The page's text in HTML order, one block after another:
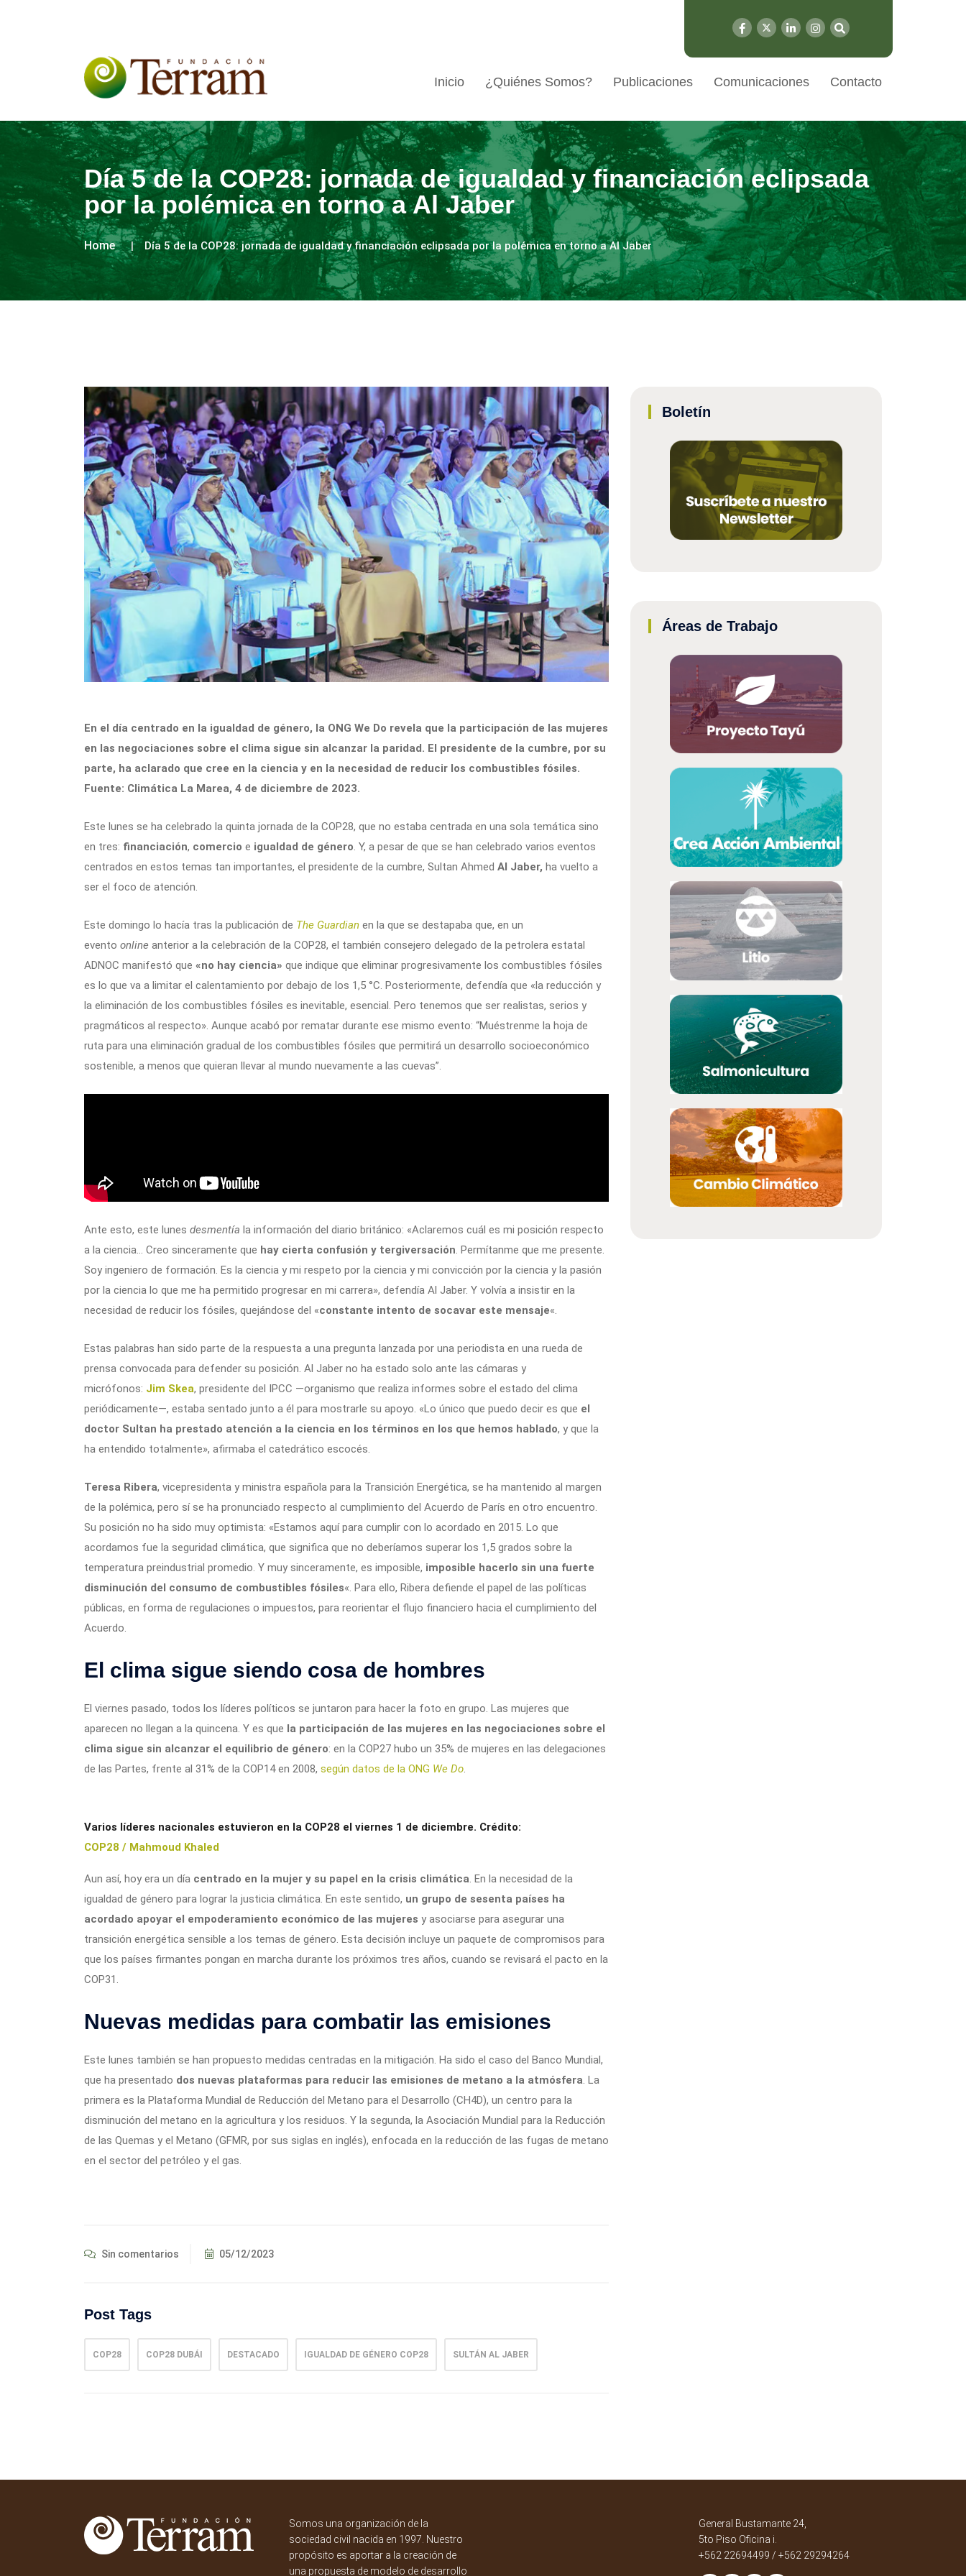
Inicio ¿Quiénes Somos? Publicaciones Comunicaciones Contacto
Día 5 de la COP28: jornada de igualdad y financiación eclipsada
por la polémica en torno a Al Jaber
Home Día 5 de la COP28: jornada de igualdad y financiación eclipsada por la polémica en torno a Al Jaber
En el día centrado en la igualdad de género, la ONG We Do revela que la participación de las mujeres
en las negociaciones sobre el clima sigue sin alcanzar la paridad. El presidente de la cumbre, por su
parte, ha aclarado que cree en la ciencia y en la necesidad de reducir los combustibles fósiles.
Fuente: Climática La Marea, 4 de diciembre de 2023.
Este lunes se ha celebrado la quinta jornada de la COP28, que no estaba centrada en una sola temática sino
en tres: financiación, comercio e igualdad de género. Y, a pesar de que se han celebrado varios eventos
centrados en estos temas tan importantes, el presidente de la cumbre, Sultan Ahmed Al Jaber, ha vuelto a
ser el foco de atención.
Este domingo lo hacía tras la publicación de The Guardian en la que se destapaba que, en un
evento online anterior a la celebración de la COP28, el también consejero delegado de la petrolera estatal
ADNOC manifestó que «no hay ciencia» que indique que eliminar progresivamente los combustibles fósiles
es lo que va a limitar el calentamiento por debajo de los 1,5 °C. Posteriormente, defendía que «la reducción y
la eliminación de los combustibles fósiles es inevitable, esencial. Pero tenemos que ser realistas, serios y
pragmáticos al respecto». Aunque acabó por rematar durante ese mismo evento: “Muéstrenme la hoja de
ruta para una eliminación gradual de los combustibles fósiles que permitirá un desarrollo socioeconómico
sostenible, a menos que quieran llevar al mundo nuevamente a las cuevas”.
Ante esto, este lunes desmentía la información del diario británico: «Aclaremos cuál es mi posición respecto
a la ciencia… Creo sinceramente que hay cierta confusión y tergiversación. Permítanme que me presente.
Soy ingeniero de formación. Es la ciencia y mi respeto por la ciencia y mi convicción por la ciencia y la pasión
por la ciencia lo que me ha permitido progresar en mi carrera», defendía Al Jaber. Y volvía a insistir en la
necesidad de reducir los fósiles, quejándose del «constante intento de socavar este mensaje«.
Estas palabras han sido parte de la respuesta a una pregunta lanzada por una periodista en una rueda de
prensa convocada para defender su posición. Al Jaber no ha estado solo ante las cámaras y
micrófonos: Jim Skea, presidente del IPCC ―organismo que realiza informes sobre el estado del clima
periódicamente―, estaba sentado junto a él para mostrarle su apoyo. «Lo único que puedo decir es que el
doctor Sultan ha prestado atención a la ciencia en los términos en los que hemos hablado, y que la
ha entendido totalmente», afirmaba el catedrático escocés.
Teresa Ribera, vicepresidenta y ministra española para la Transición Energética, se ha mantenido al margen
de la polémica, pero sí se ha pronunciado respecto al cumplimiento del Acuerdo de París en otro encuentro.
Su posición no ha sido muy optimista: «Estamos aquí para cumplir con lo acordado en 2015. Lo que
acordamos fue la seguridad climática, que significa que no deberíamos superar los 1,5 grados sobre la
temperatura preindustrial promedio. Y muy sinceramente, es imposible, imposible hacerlo sin una fuerte
disminución del consumo de combustibles fósiles«. Para ello, Ribera defiende el papel de las políticas
públicas, en forma de regulaciones o impuestos, para reorientar el flujo financiero hacia el cumplimiento del
Acuerdo.
El clima sigue siendo cosa de hombres
El viernes pasado, todos los líderes políticos se juntaron para hacer la foto en grupo. Las mujeres que
aparecen no llegan a la quincena. Y es que la participación de las mujeres en las negociaciones sobre el
clima sigue sin alcanzar el equilibrio de género: en la COP27 hubo un 35% de mujeres en las delegaciones
de las Partes, frente al 31% de la COP14 en 2008, según datos de la ONG We Do.
Varios líderes nacionales estuvieron en la COP28 el viernes 1 de diciembre. Crédito:
COP28 / Mahmoud Khaled
Aun así, hoy era un día centrado en la mujer y su papel en la crisis climática. En la necesidad de la
igualdad de género para lograr la justicia climática. En este sentido, un grupo de sesenta países ha
acordado apoyar el empoderamiento económico de las mujeres y asociarse para asegurar una
transición energética sensible a los temas de género. Esta decisión incluye un paquete de compromisos para
que los países firmantes pongan en marcha durante los próximos tres años, cuando se revisará el pacto en la
COP31.
Nuevas medidas para combatir las emisiones
Este lunes también se han propuesto medidas centradas en la mitigación. Ha sido el caso del Banco Mundial,
que ha presentado dos nuevas plataformas para reducir las emisiones de metano a la atmósfera. La
primera es la Plataforma Mundial de Reducción del Metano para el Desarrollo (CH4D), un centro para la
disminución del metano en la agricultura y los residuos. Y la segunda, la Asociación Mundial para la Reducción
de las Quemas y el Metano (GFMR, por sus siglas en inglés), enfocada en la reducción de las fugas de metano
en el sector del petróleo y el gas.
Sin comentarios 05/12/2023
Post Tags
COP28 COP28 DUBÁI DESTACADO IGUALDAD DE GÉNERO COP28 SULTÁN AL JABER
Boletín
Áreas de Trabajo
Somos una organización de la
sociedad civil nacida en 1997. Nuestro
propósito es aportar a la creación de
una propuesta de modelo de desarrollo
General Bustamante 24,
5to Piso Oficina i.
+562 22694499 / +562 29294264